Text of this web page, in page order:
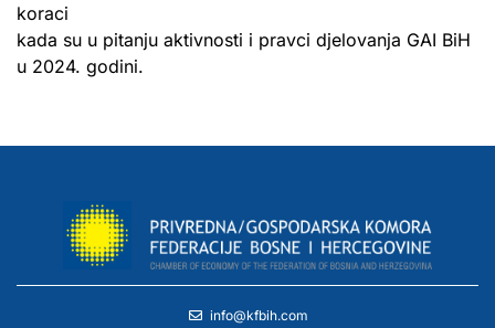
koraci
kada su u pitanju aktivnosti i pravci djelovanja GAI BiH
u 2024. godini.
info@kfbih.com